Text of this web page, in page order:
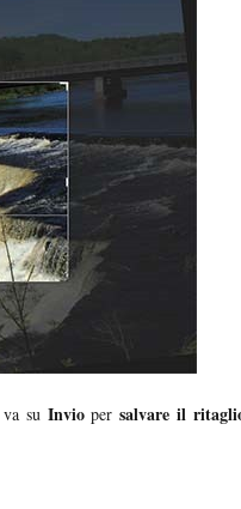
su Inviopersalvare il